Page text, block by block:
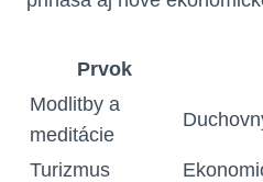
Prvok
Modlitby a
meditácie
Turizmus